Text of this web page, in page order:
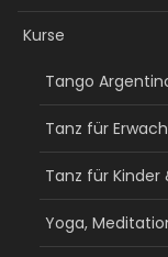
Kurse
Tango
Tanz für
Tanz für
Yoga,